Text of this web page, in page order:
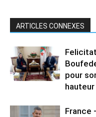
ARTICLES CONNEXES
pour
hauteur
France